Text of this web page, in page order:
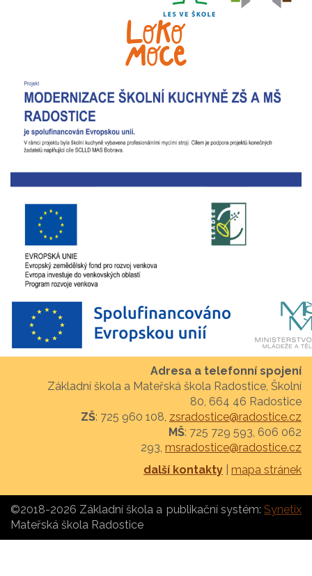
Adresa a telefonní spojení
Základní škola a Mateřská škola Radostice, Školní
80, 664 46 Radostice
ZŠ: 725 960 108, zsradostice@radostice.cz
MŠ: 725 729 593, 606 062
293, msradostice@radostice.cz
další kontakty
mapa stránek
publikační systém: Synetix
©2018-2026 Základní škola a
Mateřská škola Radostice